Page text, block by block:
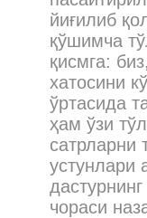
йиғилиб
қўшимча
қисмга:
хатосини
ўртасида
ҳам ўзи
сатрларни
устунлари
чораси